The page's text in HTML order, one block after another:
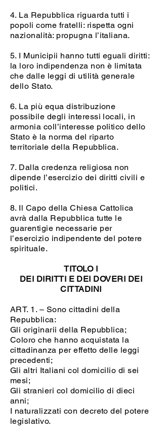
4. La Repubblica riguarda tutti i
popoli come fratelli: rispetta ogni
nazionalità: propugna l’italiana.
5. I Municipii hanno tutti eguali diritti:
la loro indipendenza non è limitata
che dalle leggi di utilità generale
dello Stato.
6. La più equa distribuzione
possibile degli interessi locali, in
armonia coll’interesse politico dello
Stato è la norma del riparto
territoriale della Repubblica.
7. Dalla credenza religiosa non
dipende l’esercizio dei diritti civili e
politici.
8. Il Capo della Chiesa Cattolica
avrà dalla Repubblica tutte le
guarentigie necessarie per
l’esercizio indipendente del potere
spirituale.
TITOLO I
DEI DIRITTI E DEI DOVERI DEI
CITTADINI
ART. 1. – Sono cittadini della
Repubblica:
Gli originarii della Repubblica;
Coloro che hanno acquistata la
cittadinanza per effetto delle leggi
precedenti;
Gli altri Italiani col domicilio di sei
mesi;
Gli stranieri col domicilio di dieci
anni;
I naturalizzati con decreto del potere
legislativo.